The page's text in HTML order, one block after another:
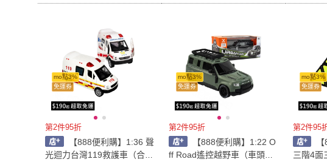
mo點3%
免運券
第2件95折
【888便利購】1:36 聲
光迴力台灣119救護車（合金
mo點3%
免運券
第2件95折
【888便利購】1:22 O
ff Road遙控越野車（車頭燈
mo點3%
免運券
第2件95
三階4面